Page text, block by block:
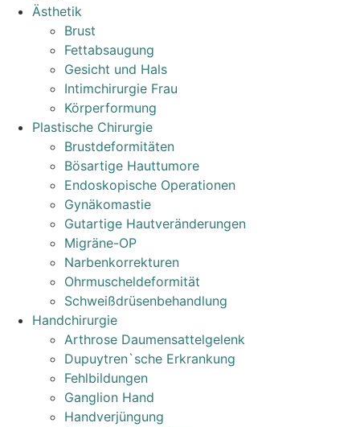
Ästhetik
Brust
Fettabsaugung
Gesicht und Hals
Intimchirurgie Frau
Körperformung
Plastische Chirurgie
Brustdeformitäten
Bösartige Hauttumore
Endoskopische Operationen
Gynäkomastie
Gutartige Hautveränderungen
Migräne-OP
Narbenkorrekturen
Ohrmuscheldeformität
Schweißdrüsenbehandlung
Handchirurgie
Arthrose Daumensattelgelenk
Dupuytren`sche Erkrankung
Fehlbildungen
Ganglion Hand
Handverjüngung